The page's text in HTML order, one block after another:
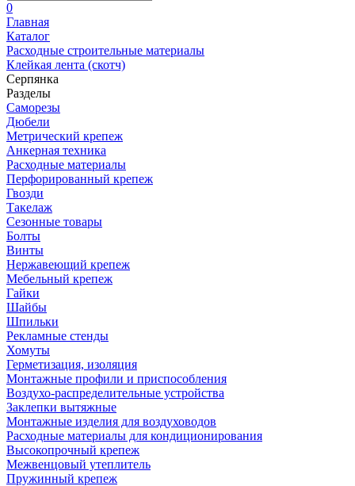
0
Главная
Каталог
Расходные строительные материалы
Клейкая лента (скотч)
Серпянка
Разделы
Саморезы
Дюбели
Метрический крепеж
Анкерная техника
Расходные материалы
Перфорированный крепеж
Гвозди
Такелаж
Сезонные товары
Болты
Винты
Нержавеющий крепеж
Мебельный крепеж
Гайки
Шайбы
Шпильки
Рекламные стенды
Хомуты
Герметизация, изоляция
Монтажные профили и приспособления
Воздухо-распределительные устройства
Заклепки вытяжные
Монтажные изделия для воздуховодов
Расходные материалы для кондиционирования
Высокопрочный крепеж
Межвенцовый утеплитель
Пружинный крепеж